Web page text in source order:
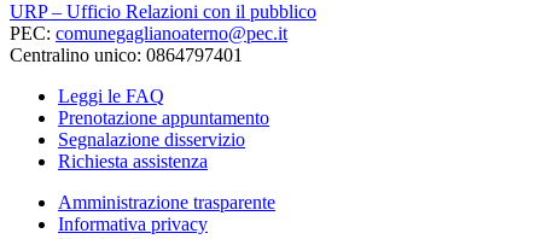
URP – Ufficio Relazioni con il pubblico
PEC: comunegaglianoaterno@pec.it
Centralino unico: 0864797401
Leggi le FAQ
Prenotazione appuntamento
Segnalazione disservizio
Richiesta assistenza
Amministrazione trasparente
Informativa privacy